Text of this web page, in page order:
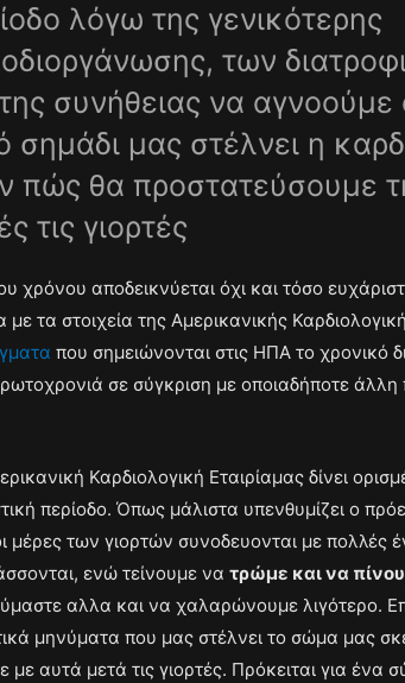
λόγω της γενικότερης
των
συνήθειας να αγνοούμε
σημάδι μας στέλνει η
πώς θα προστατεύσουμε
τις γιορτές
αποδεικνύεται όχι και τόσο
τα στοιχεία της Αμερικανικής
που σημειώνονται στις ΗΠΑ το χρονικό
σε σύγκριση με οποιαδήποτε άλλη
Καρδιολογική Εταιρίαμας δίνει
περίοδο. Όπως μάλιστα υπενθυμίζει ο
των γιορτών συνοδευονται με πολλές
ενώ τείνουμε νατρώμε και να
αλλα και να χαλαρώνουμε λιγότερο.
μηνύματα που μας στέλνει το σώμα μας
αυτά μετά τις γιορτές. Πρόκειται για ένα